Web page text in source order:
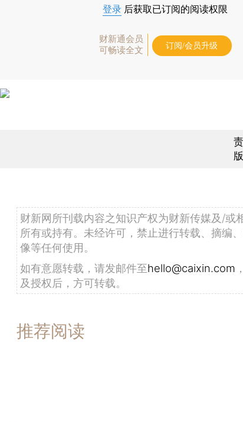
登录 后获取已订阅的阅读权限
财新通会员
可畅读全文
订阅/会员升级
财新网所刊载内容之知识产权为财新传媒及/或
所有或持有。未经许可，禁止进行转载、摘编
像等任何使用。
如有意愿转载，请发邮件至hello@caixin.com
及授权后，方可转载。
推荐阅读